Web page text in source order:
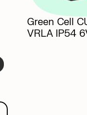
Green Cell
VRLA IP54